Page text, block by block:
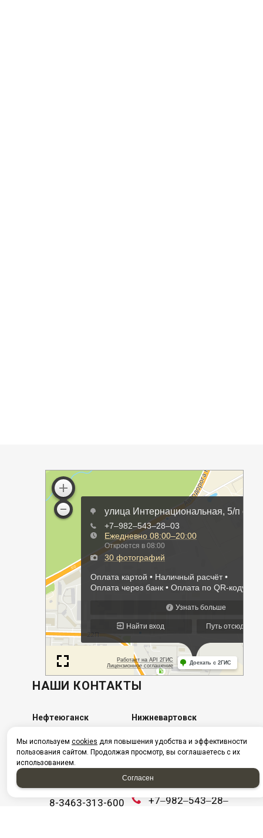
НАШИ КОНТАКТЫ
Нефтеюганск
г. Нефтеюганск, ул.
Сургутская,
стр.18/11
+7982-570-28-73
8-3463-313-600
Нижневартовск
​г. Нижневартовск, ул.
Интернациональная,
Посмотреть на карте
+7‒982‒543‒28‒
Мы используем cookies для повышения удобства и эффективности
пользования сайтом. Продолжая просмотр, вы соглашаетесь с их
использованием.
Согласен